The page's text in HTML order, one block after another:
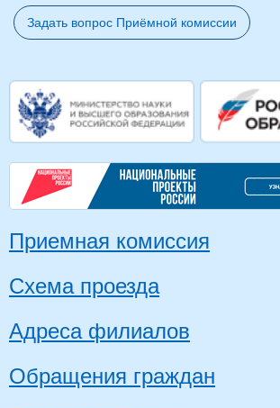
Задать вопрос Приёмной комиссии
Приемная комиссия
Схема проезда
Адреса филиалов
Обращения граждан